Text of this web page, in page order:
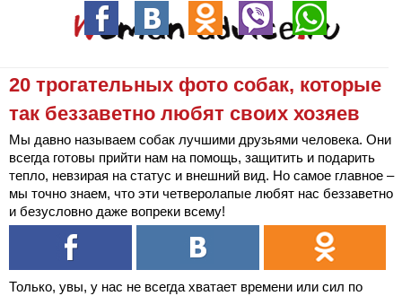
20 трогательных фото собак, которые
так беззаветно любят своих хозяев
Мы давно называем собак лучшими друзьями человека. Они
всегда готовы прийти нам на помощь, защитить и подарить
тепло, невзирая на статус и внешний вид. Но самое главное –
мы точно знаем, что эти четверолапые любят нас беззаветно
и безусловно даже вопреки всему!
Только, увы, у нас не всегда хватает времени или сил по